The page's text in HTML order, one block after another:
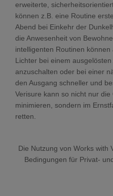
erweiterte,
können z.B. eine Routine
Abend bei Einkehr der
die Anwesenheit von
intelligenten Routinen
Lichter bei einem
anzuschalten oder bei einer
den Ausgang schneller und
Verisure kann so nicht nur
minimieren, sondern im
retten.
Die Nutzung von Works with
Bedingungen für Privat-